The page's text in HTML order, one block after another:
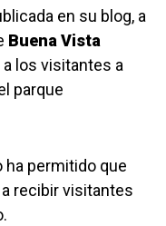
en su blog, a
Buena Vista
a los visitantes a
parque
ha permitido que
recibir visitantes